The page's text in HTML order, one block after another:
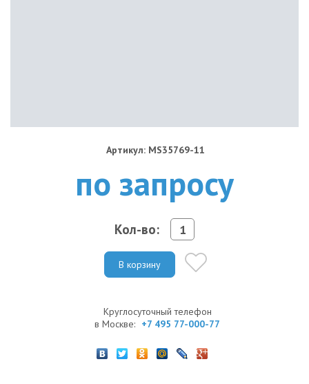
Артикул: MS35769-11
по запросу
Кол-во:
В корзину
Круглосуточный телефон
в Москве: +7 495 77-000-77